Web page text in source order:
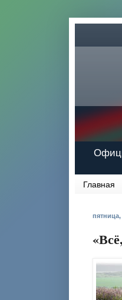
Главная
пятница,